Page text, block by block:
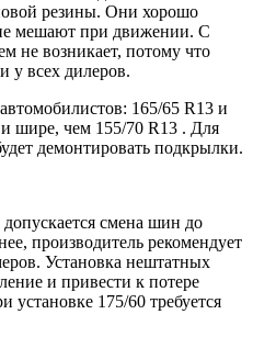
резины. Они хорошо
мешают при движении. С
не возникает, потому что
у всех дилеров.
165/65 R13 и
шире, чем 155/70 R13 . Для
демонтировать подкрылки.
смена шин до
производитель рекомендует
Установка нештатных
и привести к потере
установке 175/60 требуется